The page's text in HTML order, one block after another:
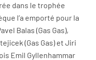
dans le trophée
l’a emporté pour la
Balas (Gas Gas),
(Gas Gas) et Jiri
Emil Gyllenhammar